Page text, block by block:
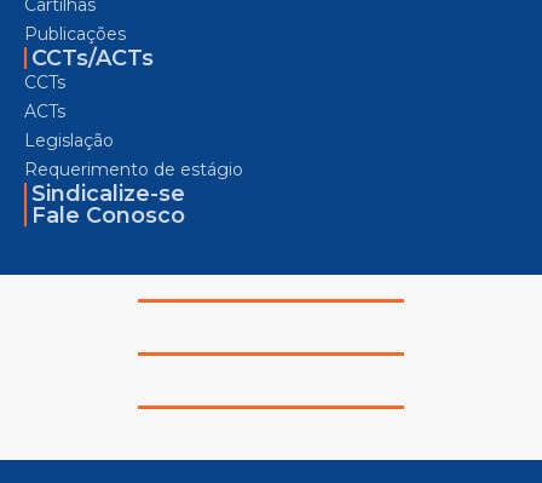
Cartilhas
Publicações
CCTs/ACTs
CCTs
ACTs
Legislação
Requerimento de estágio
Sindicalize-se
Fale Conosco